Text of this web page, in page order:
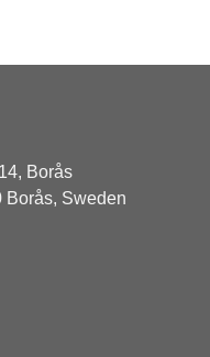
Borås
Borås, Sweden